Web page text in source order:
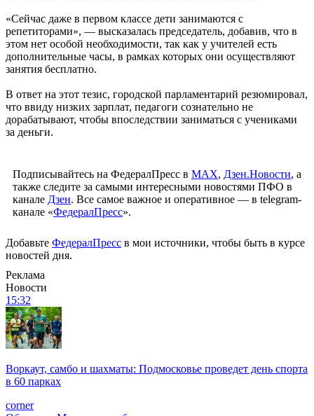
«Сейчас даже в первом классе дети занимаются с
репетиторами», — высказалась председатель, добавив, что в
этом нет особой необходимости, так как у учителей есть
дополнительные часы, в рамках которых они осуществляют
занятия бесплатно.
В ответ на этот тезис, городской парламентарий резюмировал,
что ввиду низких зарплат, педагоги сознательно не
дорабатывают, чтобы впоследствии заниматься с учениками
за деньги.
Подписывайтесь на ФедералПресс в МАХ, Дзен.Новости, а
также следите за самыми интересными новостями ПФО в
канале Дзен. Все самое важное и оперативное — в telegram-
канале «ФедералПресс».
Добавьте ФедералПресс в мои источники, чтобы быть в курсе
новостей дня.
Реклама
Новости
15:32
Воркаут, самбо и шахматы: Подмосковье проведет день спорта
в 60 парках
corner